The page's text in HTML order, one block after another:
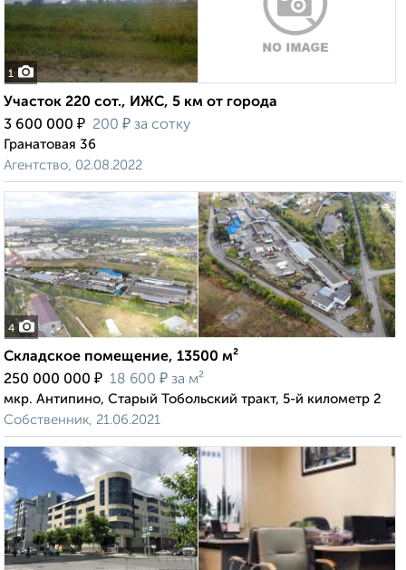
1
Участок 220 сот., ИЖС, 5 км от города
3 600 000 ₽ 200 ₽ за сотку
Гранатовая 36
Агентство, 02.08.2022
4
Складское помещение, 13500 м²
250 000 000 ₽ 18 600 ₽ за м²
мкр. Антипино, Старый Тобольский тракт, 5-й километр 2
Собственник, 21.06.2021